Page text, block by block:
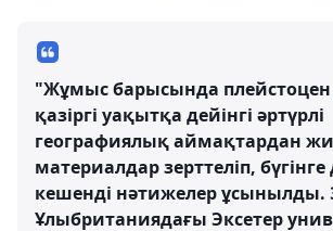
"Жұмыс барысында плейстоцен
қазіргі уақытқа дейінгі әртүрлі
географиялық аймақтардан
материалдар зерттеліп, бүгінге
кешенді нәтижелер ұсынылды.
Ұлыбританиядағы Эксетер